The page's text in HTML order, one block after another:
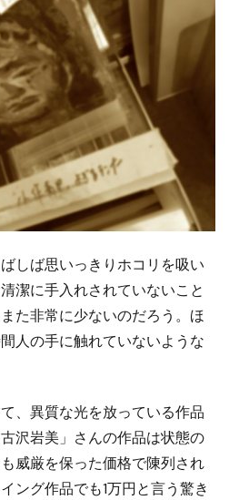
しば思いっきりホコリを吸い
潔に手入れされていないこと
た非常に少ないのだろう。ほ
人の手に触れていないような
、異質な光を放っている作品
沢岩美」さんの作品は状態の
威厳を保った価格で陳列され
ング作品でも1万円と言う驚き